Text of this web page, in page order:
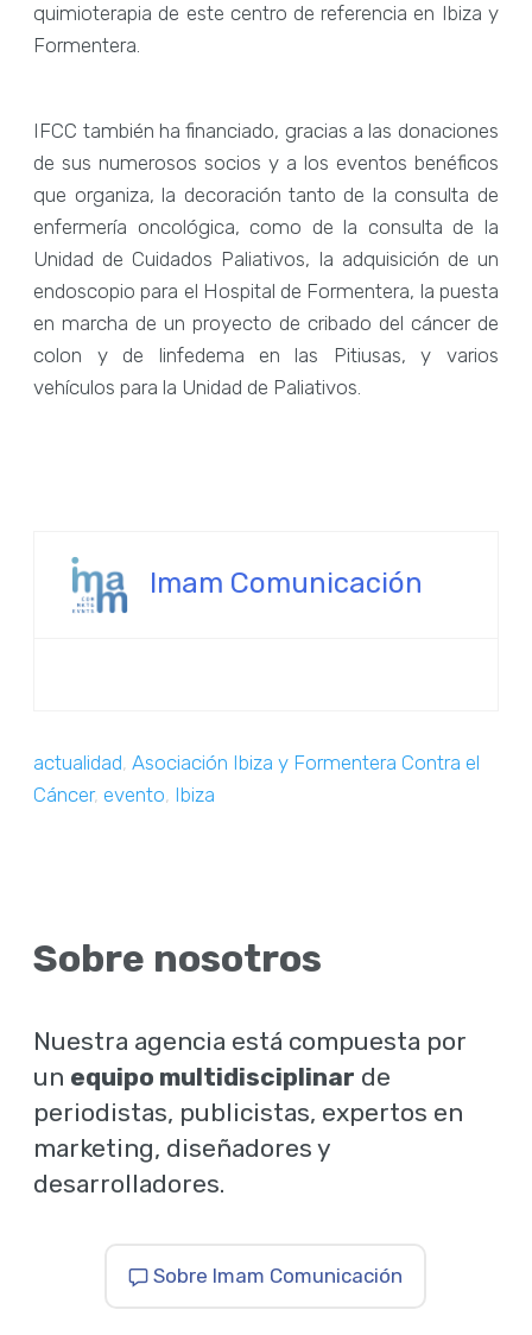
quimioterapia de este centro de referencia en Ibiza y
Formentera.
IFCC también ha financiado, gracias a las donaciones
de sus numerosos socios y a los eventos benéficos
que organiza, la decoración tanto de la consulta de
enfermería oncológica, como de la consulta de la
Unidad de Cuidados Paliativos, la adquisición de un
endoscopio para el Hospital de Formentera, la puesta
en marcha de un proyecto de cribado del cáncer de
colon y de linfedema en las Pitiusas, y varios
vehículos para la Unidad de Paliativos.
Imam Comunicación
actualidad,Asociación Ibiza y Formentera Contra el
Cáncer,evento, Ibiza
Sobre nosotros
Nuestra agencia está compuesta por
un equipo multidisciplinar de
periodistas, publicistas, expertos en
marketing, diseñadores y
desarrolladores.
Sobre Imam Comunicación